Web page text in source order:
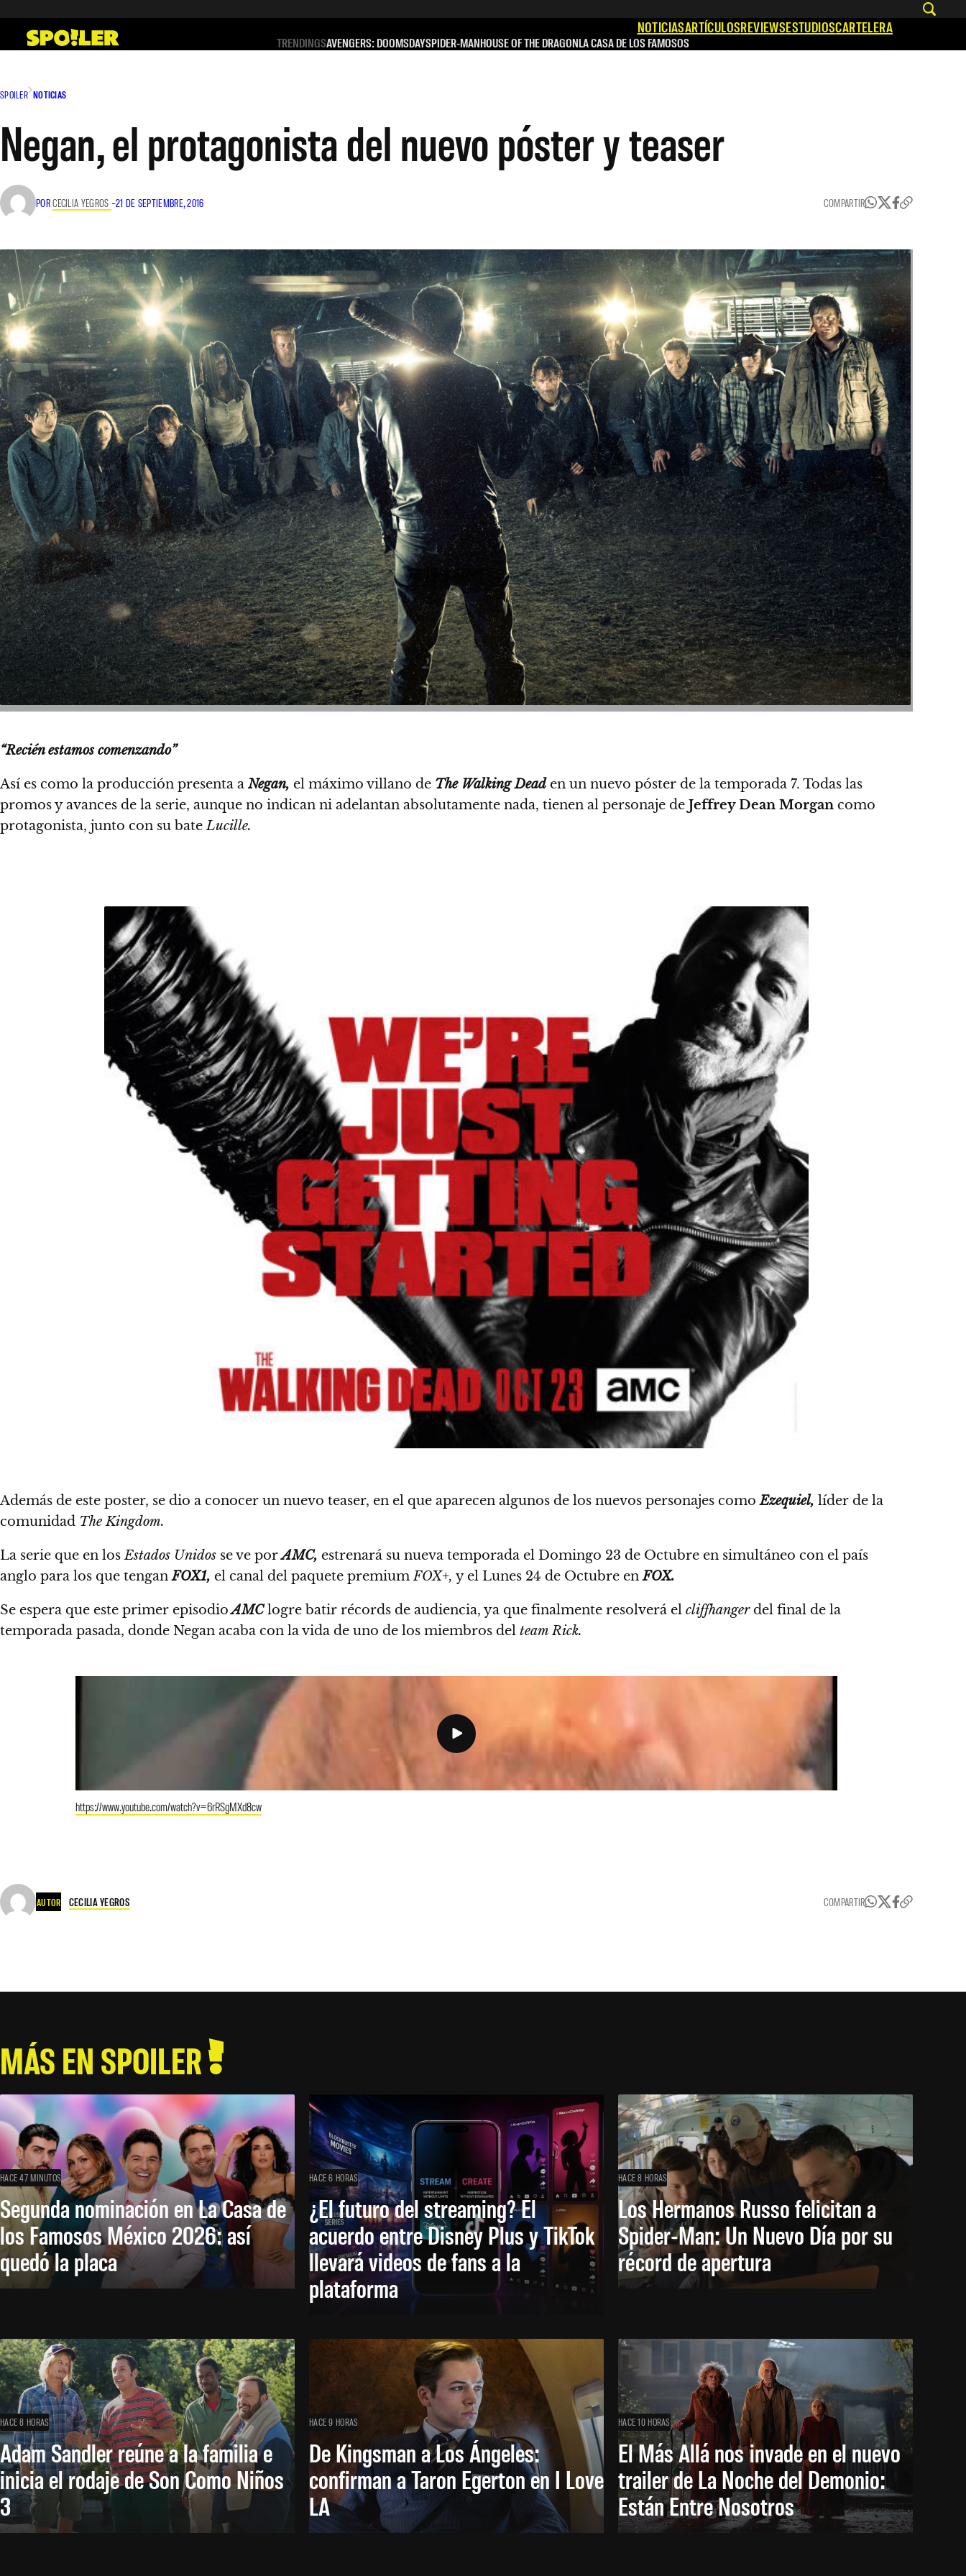
contenido
NOTICIASARTÍCULOSREVIEWSESTUDIOSCARTELERA
TRENDINGSAVENGERS: DOOMSDAYSPIDER-MANHOUSE OF THE DRAGONLA CASA DE LOS FAMOSOS
SPOILER NOTICIAS
Negan, el protagonista del nuevo póster y teaser
PORCECILIA YEGROS –21 DE SEPTIEMBRE, 2016 COMPARTIR
“Recién estamos comenzando”
Así es como la producción presenta aNegan, el máximo villano de The Walking Dead en un nuevo póster de la temporada 7. Todas las
promos y avances de la serie, aunque no indican ni adelantan absolutamente nada, tienen al personaje de Jeffrey Dean Morgan como
protagonista, junto con su bateLucille.
Además de este poster, se dio a conocer un nuevo teaser, en el que aparecen algunos de los nuevos personajes comoEzequiel, líder de la
comunidad The Kingdom.
La serie que en losEstados Unidos se ve porAMC, estrenará su nueva temporada el Domingo 23 de Octubre en simultáneo con el país
anglo para los que tenganFOX1, el canal del paquete premiumFOX+, y el Lunes 24 de Octubre enFOX.
Se espera que este primer episodioAMClogre batir récords de audiencia, ya que finalmente resolverá el cliffhangerdel final de la
temporada pasada, donde Negan acaba con la vida de uno de los miembros del team Rick.
https://www.youtube.com/watch?v=6rRSgMXd8cw
AUTOR CECILIA YEGROS COMPARTIR
MÁS EN SPOILER
HACE 47 MINUTOS
Segunda nominación en La Casa de
los Famosos México 2026: así
quedó la placa
HACE 6 HORAS
¿El futuro del streaming? El
acuerdo entre Disney Plus y TikTok
llevará videos de fans a la
plataforma
HACE 8 HORAS
Los Hermanos Russo felicitan a
Spider-Man: Un Nuevo Día por su
récord de apertura
HACE 8 HORAS
Adam Sandler reúne a la familia e
inicia el rodaje de Son Como Niños
3
HACE 9 HORAS
De Kingsman a Los Ángeles:
confirman a Taron Egerton en I Love
LA
HACE 10 HORAS
El Más Allá nos invade en el nuevo
trailer de La Noche del Demonio:
Están Entre Nosotros